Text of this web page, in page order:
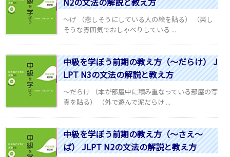
～げ （悲しそうにしている人の絵を貼る） （楽し
そうな雰囲気でおしゃべりしている ...
中級を学ぼう前期の教え方（～だらけ） J
LPT N3の文法の解説と教え方
～だらけ （本が部屋中に積み重なっている部屋の写
真を貼る） （外で遊んで泥だらけ ...
中級を学ぼう前期の教え方（～さえ～
ば） JLPT N2の文法の解説と教え方